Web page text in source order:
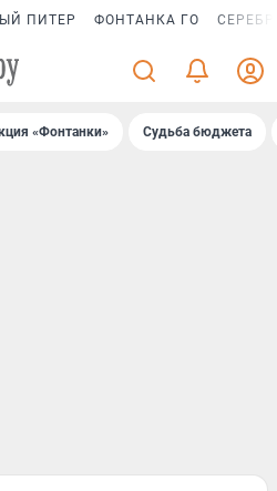
ПИТЕР ФОНТАНКА ГО
«Фонтанки» Судьба бюджета